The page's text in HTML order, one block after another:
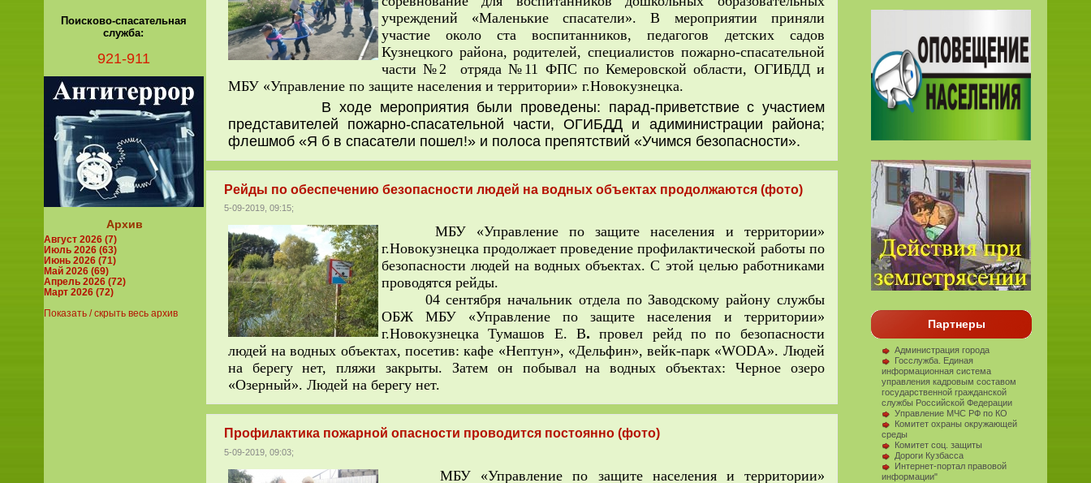
учреждений «Маленькие спасатели». В мероприятии приняли
участие около ста воспитанников, педагогов детских садов
Кузнецкого района, родителей, специалистов пожарно-спасательной
части №2 отряда №11 ФПС по Кемеровской области, ОГИБДД и
МБУ «Управление по защите населения и территории» г.Новокузнецка.
В ходе мероприятия были проведены: парад-приветствие с участием
представителей пожарно-спасательной части, ОГИБДД и адиминистрации района;
флешмоб «Я б в спасатели пошел!» и полоса препятствий «Учимся безопасности».
Рейды по обеспечению безопасности людей на водных объектах продолжаются (фото)
5-09-2019, 09:15;
МБУ «Управление по защите населения и территории»
г.Новокузнецка продолжает проведение профилактической работы по
безопасности людей на водных объектах. С этой целью работниками
проводятся рейды.
04 сентября начальник отдела по Заводскому району службы
ОБЖ МБУ «Управление по защите населения и территории»
г.Новокузнецка Тумашов Е. В. провел рейд по по безопасности
людей на водных объектах, посетив: кафе «Нептун», «Дельфин», вейк-парк «WODA». Людей
на берегу нет, пляжи закрыты. Затем он побывал на водных объектах: Черное озеро
«Озерный». Людей на берегу нет.
Профилактика пожарной опасности проводится постоянно (фото)
5-09-2019, 09:03;
МБУ «Управление по защите населения и территории»
Партнеры
Администрация города
Госслужба. Единая
информационная система
управления кадровым составом
государственной гражданской
службы Российской Федерации
Управление МЧС РФ по КО
Комитет охраны окружающей
среды
Комитет соц. защиты
Дороги Кузбасса
Интернет-портал правовой
информации"
Поисково-спасательная
служба:
921-911
Архив
Август 2026 (7)
Июль 2026 (63)
Июнь 2026 (71)
Май 2026 (69)
Апрель 2026 (72)
Март 2026 (72)
Показать / скрыть весь архив